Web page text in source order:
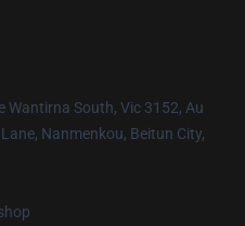
Wantirna South, Vic 3152, Au
Nanmenkou, Beitun City,